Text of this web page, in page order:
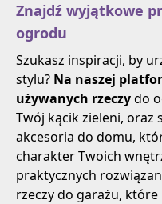
Znajdź wyjątkowe
ogrodu
Szukasz inspiracji, by
stylu? Na naszej
używanych rzeczydo
Twój kącik zieleni,
akcesoria do domu,
charakter Twoich
praktycznych
rzeczy do garażu,